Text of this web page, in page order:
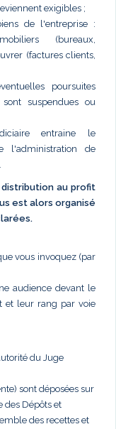
exigibles ;
de l'entreprise :
(bureaux,
(factures clients,
poursuites
suspendues ou
entraine le
l'administration de
au profit
est alors organisé
vous invoquez (par
audience devant le
et leur rang par voie
du Juge
sont déposées sur
des Dépôts et
des recettes et